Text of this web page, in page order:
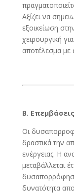
Αξίζει να
εξοικείωση
χειρουργική
αποτέλεσμα με
Β.
Οι
δραστικά την
ενέργειας. Η
μεταβάλλεται
δυνατότητα